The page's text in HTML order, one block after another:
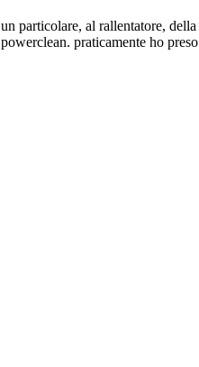
un particolare, al rallentatore,
powerclean. praticamente ho